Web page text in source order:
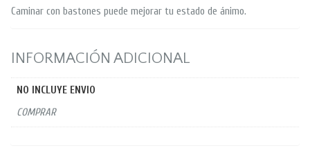
Caminar con bastones puede mejorar tu estado de ánimo.
INFORMACIÓN ADICIONAL
NO INCLUYE ENVIO
COMPRAR